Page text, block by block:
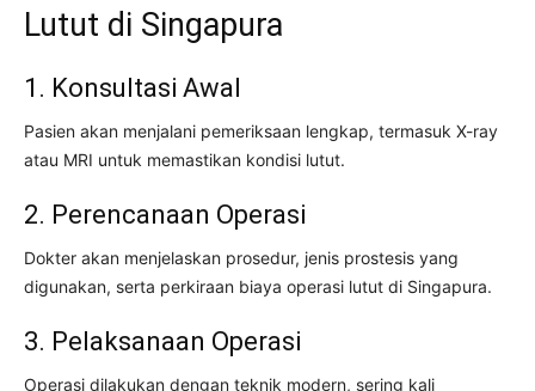
Lutut di Singapura
1. Konsultasi Awal
Pasien akan menjalani pemeriksaan lengkap, termasuk X-ray
atau MRI untuk memastikan kondisi lutut.
2. Perencanaan Operasi
Dokter akan menjelaskan prosedur, jenis prostesis yang
digunakan, serta perkiraan biaya operasi lutut di Singapura.
3. Pelaksanaan Operasi
Operasi dilakukan dengan teknik modern, sering kali